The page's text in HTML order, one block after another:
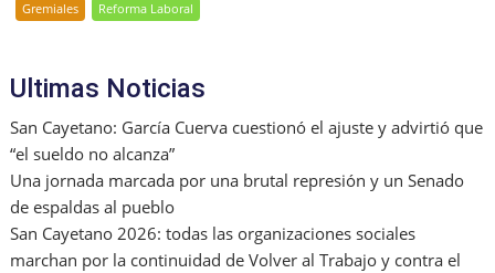
Gremiales Reforma Laboral
Ultimas Noticias
San Cayetano: García Cuerva cuestionó el ajuste y advirtió que
“el sueldo no alcanza”
Una jornada marcada por una brutal represión y un Senado
de espaldas al pueblo
San Cayetano 2026: todas las organizaciones sociales
marchan por la continuidad de Volver al Trabajo y contra el